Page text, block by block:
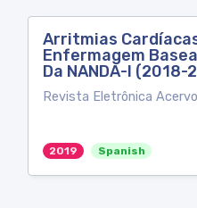
Arritmias
Enfermagem
Da NANDA-I (2018-
Revista Eletrônica
2019 Spanish